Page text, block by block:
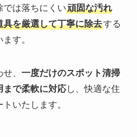
では落ちにくい頑固な汚れ
を厳選して丁寧に除去する
す。
、 一度だけのスポット清掃
まで柔軟に対応し、快適な住
いたします。